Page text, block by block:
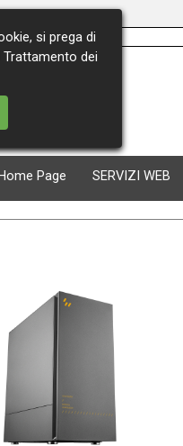
si prega di
dei
Antica 227
d'Orlando (ME)
- 902259
- 4974911
Page SERVIZI WEB